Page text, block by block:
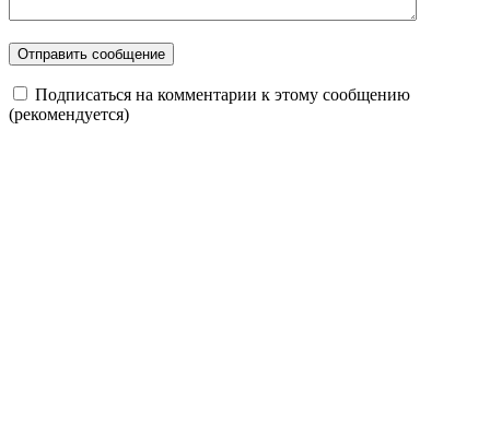
Подписаться на комментарии к этому сообщению
(рекомендуется)